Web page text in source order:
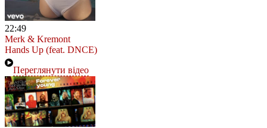
22:49
Merk & Kremont
Hands Up (feat. DNCE)
Переглянути відео